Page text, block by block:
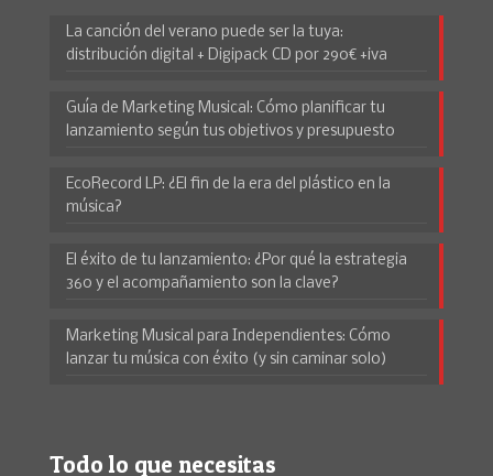
La canción del verano puede ser la tuya:
distribución digital + Digipack CD por 290€ +iva
Guía de Marketing Musical: Cómo planificar tu
lanzamiento según tus objetivos y presupuesto
EcoRecord LP: ¿El fin de la era del plástico en la
música?
El éxito de tu lanzamiento: ¿Por qué la estrategia
360 y el acompañamiento son la clave?
Marketing Musical para Independientes: Cómo
lanzar tu música con éxito (y sin caminar solo)
Todo lo que necesitas